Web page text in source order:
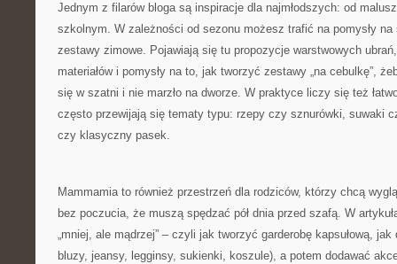
Jednym z filarów bloga są inspiracje dla najmłodszych: od
szkolnym. W zależności od sezonu możesz trafić na pomysły
zestawy zimowe. Pojawiają się tu propozycje warstwowych
materiałów i pomysły na to, jak tworzyć zestawy „na cebulkę”,
się w szatni i nie marzło na dworze. W praktyce liczy się też
często przewijają się tematy typu: rzepy czy sznurówki, suwaki
czy klasyczny pasek.
Mammamia to również przestrzeń dla rodziców, którzy chcą
bez poczucia, że muszą spędzać pół dnia przed szafą. W
„mniej, ale mądrzej” – czyli jak tworzyć garderobę kapsułową,
bluzy, jeansy, legginsy, sukienki, koszule), a potem dodawać